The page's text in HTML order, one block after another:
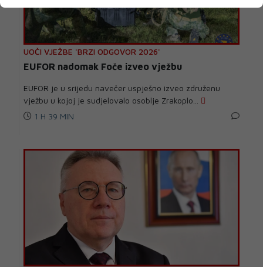
UOČI VJEŽBE 'BRZI ODGOVOR 2026'
EUFOR nadomak Foče izveo vježbu
EUFOR je u srijedu navečer uspješno izveo združenu
vježbu u kojoj je sudjelovalo osoblje Zrakoplo...
1 H 39 MIN